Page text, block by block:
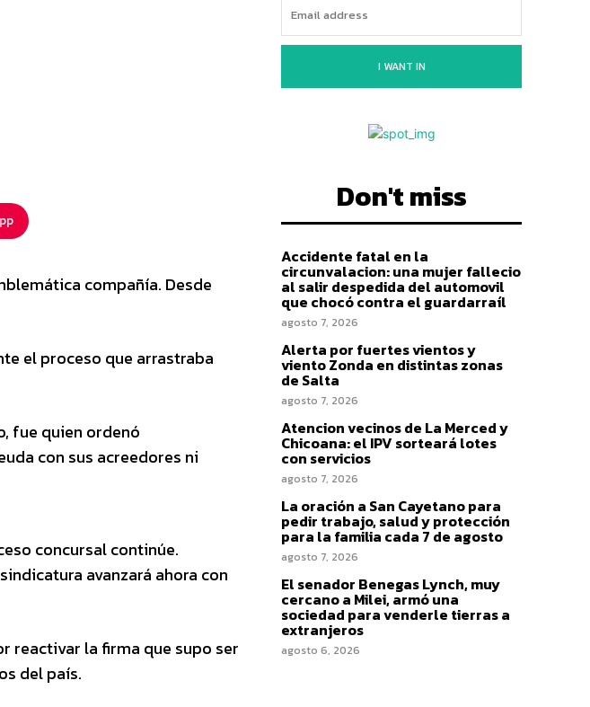
compañía. Desde
el proceso que arrastraba
fue quien ordenó
con sus acreedores ni
concursal continúe.
avanzará ahora con
reactivar la firma que supo ser
del país.
I WANT IN
Don't miss
Accidente fatal en la
circunvalacion: una mujer fallecio
al salir despedida del automovil
que chocó contra el guardarraíl
agosto 7, 2026
Alerta por fuertes vientos y
viento Zonda en distintas zonas
de Salta
agosto 7, 2026
Atencion vecinos de La Merced y
Chicoana: el IPV sorteará lotes
con servicios
agosto 7, 2026
La oración a San Cayetano para
pedir trabajo, salud y protección
para la familia cada 7 de agosto
agosto 7, 2026
El senador Benegas Lynch, muy
cercano a Milei, armó una
sociedad para venderle tierras a
extranjeros
agosto 6, 2026